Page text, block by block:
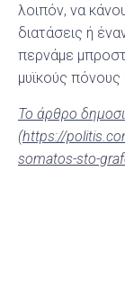
λοιπόν, να
διατάσεις ή
περνάμε
μυϊκούς πόνους
Το άρθρο
(https://
somatos-sto-